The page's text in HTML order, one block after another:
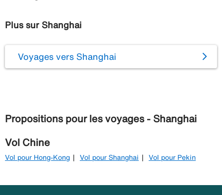
Plus sur Shanghai
Voyages vers Shanghai
Propositions pour les voyages - Shanghai
Vol Chine
Vol pour Hong-Kong Vol pour Shanghai Vol pour Pekin